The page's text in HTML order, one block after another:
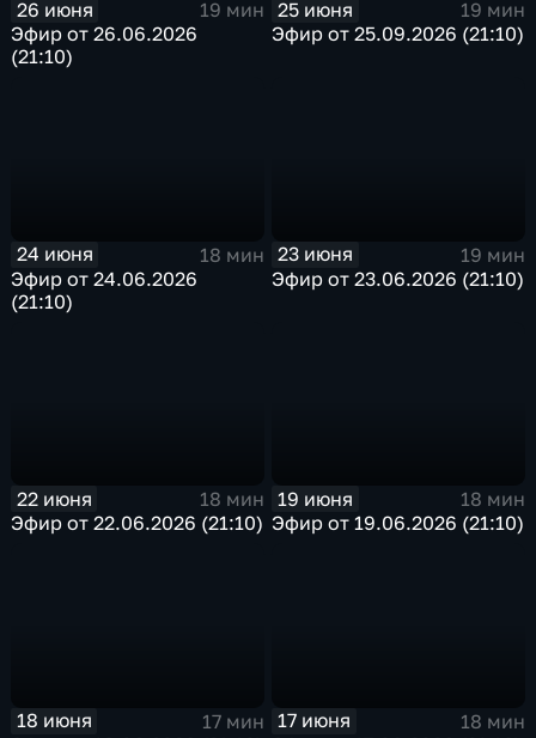
26 июня
19 мин
Эфир от 26.06.2026
(21:10)
25 июня
19 мин
Эфир от 25.09.2026 (21:10)
24 июня
18 мин
Эфир от 24.06.2026
(21:10)
23 июня
19 мин
Эфир от 23.06.2026 (21:10)
22 июня
18 мин
Эфир от 22.06.2026 (21:10)
19 июня
18 мин
Эфир от 19.06.2026 (21:10)
18 июня
17 мин
17 июня
18 мин